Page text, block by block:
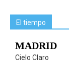
El tiempo
MADRID
Cielo Claro